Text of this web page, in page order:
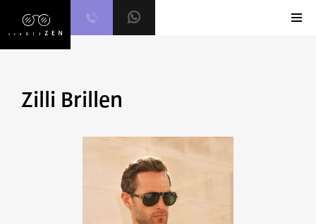
Skip
Zilli Brillen